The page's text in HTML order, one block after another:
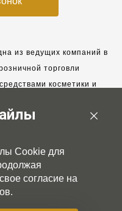
из ведущих компаний в
торговли
косметики и
к сотрудничеству
на взаимовыгодные,
отношения.
Cookie для
согласие на